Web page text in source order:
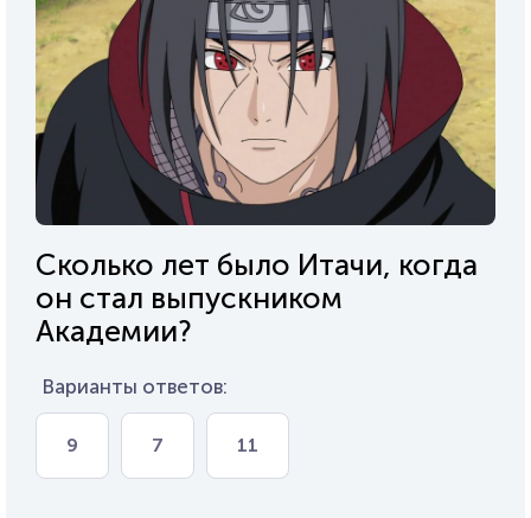
Сколько лет было Итачи, когда
он стал выпускником
Академии?
Варианты ответов:
9 7 11